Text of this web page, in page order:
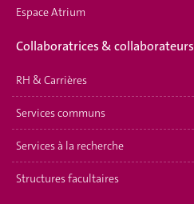
Espace Atrium
Collaboratrices & collaborateurs
RH & Carrières
Services communs
Services à la recherche
Structures facultaires